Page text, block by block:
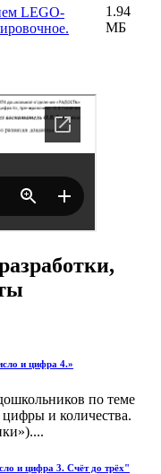
LEGO-
1.94
МБ
и цифра 4.»
по теме
и количества.
и цифра 3. Счёт до трёх"